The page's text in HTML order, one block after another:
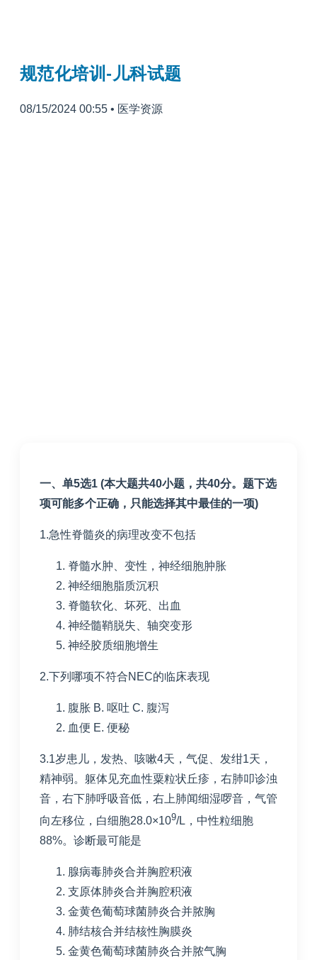
规范化培训-儿科试题
08/15/2024 00:55 • 医学资源
一、单5选1 (本大题共40小题，共40分。题下选
项可能多个正确，只能选择其中最佳的一项)
1.急性脊髓炎的病理改变不包括
脊髓水肿、变性，神经细胞肿胀
神经细胞脂质沉积
脊髓软化、坏死、出血
神经髓鞘脱失、轴突变形
神经胶质细胞增生
2.下列哪项不符合NEC的临床表现
腹胀 B. 呕吐 C. 腹泻
血便 E. 便秘
3.1岁患儿，发热、咳嗽4天，气促、发绀1天，
精神弱。躯体见充血性粟粒状丘疹，右肺叩诊浊
音，右下肺呼吸音低，右上肺闻细湿啰音，气管
向左移位，白细胞28.0×109/L ，中性粒细胞
88%。诊断最可能是
腺病毒肺炎合并胸腔积液
支原体肺炎合并胸腔积液
金黄色葡萄球菌肺炎合并脓胸
肺结核合并结核性胸膜炎
金黄色葡萄球菌肺炎合并脓气胸